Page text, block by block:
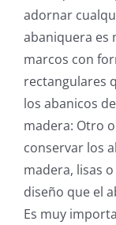
adornar
abaniquera es
marcos con
rectangulares
los abanicos
madera: Otro
conservar los
madera, lisas
diseño que el
Es muy